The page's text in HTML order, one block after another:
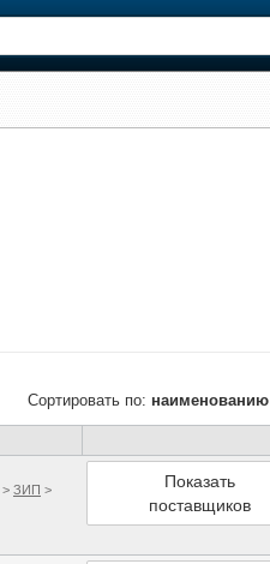
Сортировать по: наименованию
> ЗИП >
Показать
поставщиков